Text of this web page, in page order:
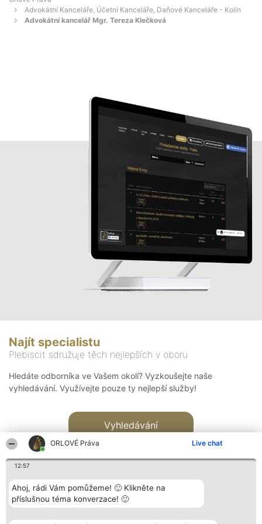
ORLOVÉ Práva Live chat
12:57
Ahoj, rádi Vám pomůžeme! 🙂 Klikněte na
příslušnou téma konverzace! 🙂
Advokátní Kanceláře, Účetní Kanceláře, Daňové Kanceláře - Kolín
Advokátní kancelář Mgr. Tereza Klečková
Najít specialistu
Plebiscit sdružuje těch nejlepších v oboru
Hledáte odborníka ve Vašem okolí? Vyzkoušejte naše
vyhledávání. Využívejte pouze ty nejlepší služby!
Vyhledávání
Bright Side Solutions sp. z o. Vítězové Kontakt